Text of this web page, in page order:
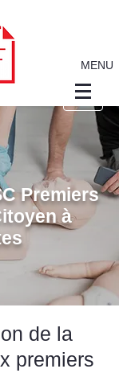
Premiers
à
de la
premiers